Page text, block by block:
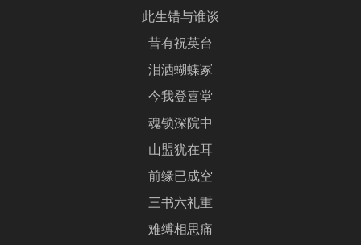
此生错与谁谈
昔有祝英台
泪洒蝴蝶冢
今我登喜堂
魂锁深院中
山盟犹在耳
前缘已成空
三书六礼重
难缚相思痛